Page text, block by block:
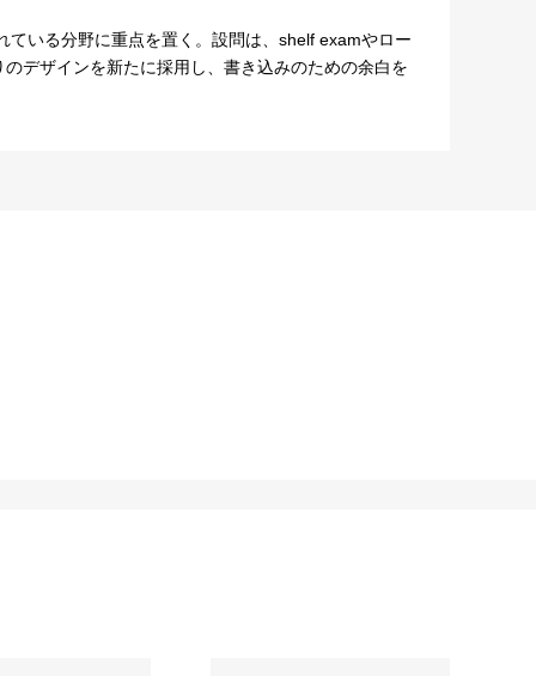
いる分野に重点を置く。設問は、shelf examやロー
デザインを新たに採用し、書き込みのための余白を